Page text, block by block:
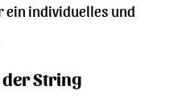
ein individuelles und
String